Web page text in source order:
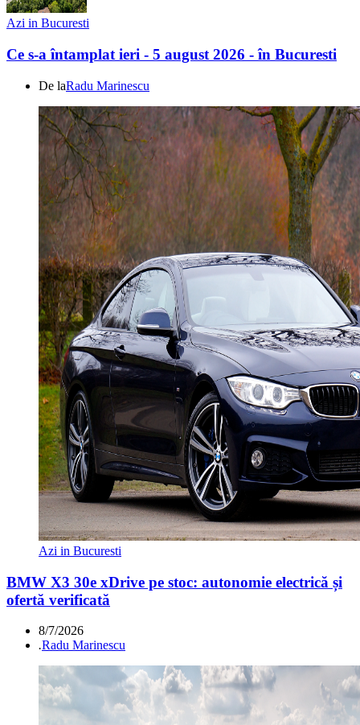
Azi in Bucuresti
Ce s-a întamplat ieri - 5 august 2026 - în Bucuresti
De laRadu Marinescu
Azi in Bucuresti
BMW X3 30e xDrive pe stoc: autonomie electrică și
ofertă verificată
8/7/2026
.Radu Marinescu